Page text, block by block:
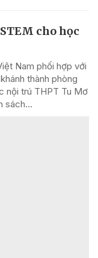
cho học
Nam phối hợp với
thành phòng
nội trú THPT Tu Mơ
sách...